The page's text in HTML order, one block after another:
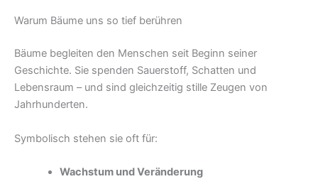
Warum Bäume uns so tief berühren
Bäume begleiten den Menschen seit Beginn seiner
Geschichte. Sie spenden Sauerstoff, Schatten und
Lebensraum – und sind gleichzeitig stille Zeugen von
Jahrhunderten.
Symbolisch stehen sie oft für:
Wachstum und Veränderung